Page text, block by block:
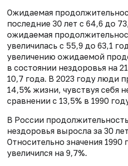
Ожидаемая
последние 30 лет с 64,6 до
ожидаемая
увеличилась с 55,9 до 63,1
увеличению ожидаемой
в состоянии нездоровья на
10,7 года. В 2023 году люди
14,5% жизни, чувствуя себя
сравнении с 13,5% в 1990
В России
нездоровья выросла за 30
Относительно значения 1990
увеличился на 9,7%.